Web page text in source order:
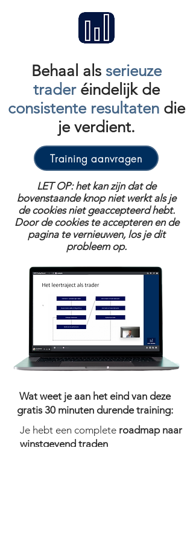
Behaal als serieuze
traderéindelijk de
consistente resultaten die
je verdient.
Training aanvragen
​LET OP: het kan zijn dat de
bovenstaande knop niet werkt als je
de cookies niet geaccepteerd hebt.
Door de cookies te accepteren en de
pagina te vernieuwen, los je dit
probleem op.
Wat weet je aan het eind van deze
gratis 30 minuten durende training:
Je hebt een complete roadmap naar
winstgevend traden